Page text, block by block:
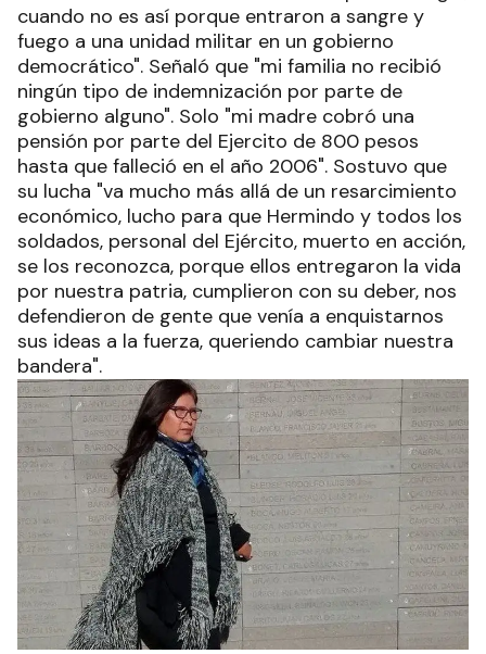
cuando no es así porque entraron a sangre y
fuego a una unidad militar en un gobierno
democrático". Señaló que "mi familia no recibió
ningún tipo de indemnización por parte de
gobierno alguno". Solo "mi madre cobró una
pensión por parte del Ejercito de 800 pesos
hasta que falleció en el año 2006". Sostuvo que
su lucha "va mucho más allá de un resarcimiento
económico, lucho para que Hermindo y todos los
soldados, personal del Ejército, muerto en acción,
se los reconozca, porque ellos entregaron la vida
por nuestra patria, cumplieron con su deber, nos
defendieron de gente que venía a enquistarnos
sus ideas a la fuerza, queriendo cambiar nuestra
bandera".